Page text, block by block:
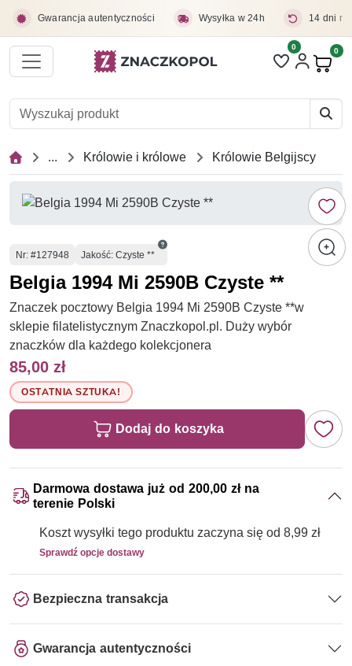
Gwarancja autentyczności Wysyłka w 24h 14 dni
Liczba pozycji
0 0
... Królowie i królowe Królowie Belgijscy
Numer
Nr: #127948 Jakość: Czyste **
Belgia 1994 Mi 2590B Czyste **
Znaczek pocztowy Belgia 1994 Mi 2590B Czyste **w
sklepie filatelistycznym Znaczkopol.pl. Duży wybór
znaczków dla każdego kolekcjonera
85,00 zł
OSTATNIA SZTUKA!
Dodaj do koszyka
Darmowa dostawa już od 200,00 zł na
terenie Polski
Koszt wysyłki tego produktu zaczyna się od 8,99 zł
Sprawdź opcje dostawy
Bezpieczna transakcja
Gwarancja autentyczności